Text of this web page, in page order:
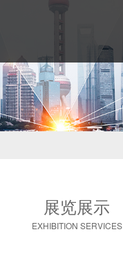
展览展示
EXHIBITION SERVICES